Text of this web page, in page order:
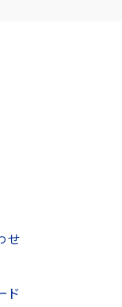
せ
ド